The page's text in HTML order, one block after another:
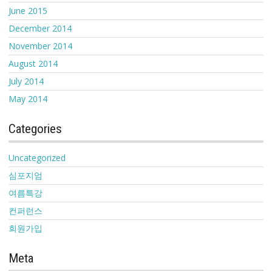
June 2015
December 2014
November 2014
August 2014
July 2014
May 2014
Categories
Uncategorized
심포지엄
여름특강
컨퍼런스
회원가입
Meta